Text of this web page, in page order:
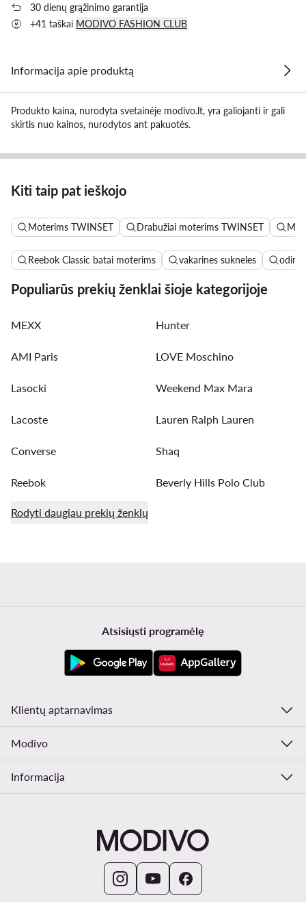
30 dienų grąžinimo garantija
+41 taškai MODIVO FASHION CLUB
Informacija apie produktą
Produkto kaina, nurodyta svetainėje modivo.lt, yra galiojanti ir gali
skirtis nuo kainos, nurodytos ant pakuotės.
Kiti taip pat ieškojo
Moterims TWINSET Drabužiai moterims TWINSET
Reebok Classic batai moterims vakarines sukneles
Populiarūs prekių ženklai šioje kategorijoje
MEXX Hunter
AMI Paris LOVE Moschino
Lasocki Weekend Max Mara
Lacoste Lauren Ralph Lauren
Converse Shaq
Reebok Beverly Hills Polo Club
Rodyti daugiau prekių ženklų
Atsisiųsti programėlę
Klientų aptarnavimas
Modivo
Informacija